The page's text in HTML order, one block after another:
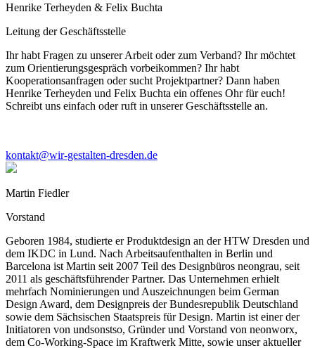
Henrike Terheyden & Felix Buchta
Leitung der Geschäftsstelle
Ihr habt Fragen zu unserer Arbeit oder zum Verband? Ihr möchtet
zum Orientierungsgespräch vorbeikommen? Ihr habt
Kooperationsanfragen oder sucht Projektpartner? Dann haben
Henrike Terheyden und Felix Buchta ein offenes Ohr für euch!
Schreibt uns einfach oder ruft in unserer Geschäftsstelle an.
kontakt@wir-gestalten-dresden.de
Martin Fiedler
Vorstand
Geboren 1984, studierte er Produktdesign an der HTW Dresden und
dem IKDC in Lund. Nach Arbeitsaufenthalten in Berlin und
Barcelona ist Martin seit 2007 Teil des Designbüros neongrau, seit
2011 als geschäftsführender Partner. Das Unternehmen erhielt
mehrfach Nominierungen und Auszeichnungen beim German
Design Award, dem Designpreis der Bundesrepublik Deutschland
sowie dem Sächsischen Staatspreis für Design. Martin ist einer der
Initiatoren von undsonstso, Gründer und Vorstand von neonworx,
dem Co-Working-Space im Kraftwerk Mitte, sowie unser aktueller